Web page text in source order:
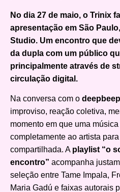
No dia 27 de maio, o Trinix
apresentação em São
Studio. Um encontro que
da dupla com um público
principalmente através de
circulação digital.
Na conversa com o deepbeep
improviso, reação coletiva,
momento em que uma
completamente ao artista
compartilhada. A playlist “o
encontro” acompanha
seleção entre Tame Impala,
Maria Gadú e faixas autorais